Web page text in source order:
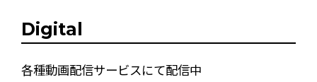
Digital
各種動画配信サービスにて配信中